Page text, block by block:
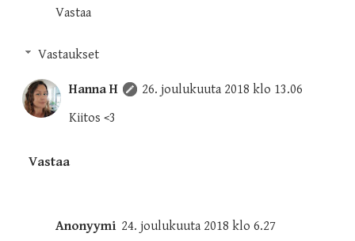
Vastaa
Vastaukset
Hanna H
26. joulukuuta 2018 klo 13.06
Kiitos <3
Vastaa
Anonyymi 24. joulukuuta 2018 klo 6.27